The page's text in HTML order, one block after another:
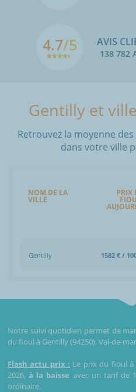
4.7/5 AVIS
138 782
Gentilly et
Retrouvez la moyenne
dans votre ville
NOM DE LA
VILLE
PRIX
Gentilly 1582 € /
Notre suivi quotidien permet de
du fioul à Gentilly (94250), Val-de-
Flash actu prix : Le prix du fioul
2026,à la baisse avec un tarif de
ordinaire.